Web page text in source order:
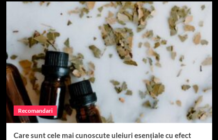
Recomandari
Care sunt cele mai cunoscute uleiuri esențiale cu efect